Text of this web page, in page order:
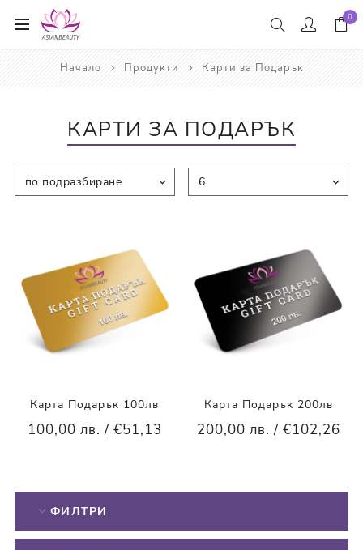
0
Начало Продукти Карти за Подарък
КАРТИ ЗА ПОДАРЪК
Карта Подарък 100лв
100,00 лв. / €51,13
Карта Подарък 200лв
200,00 лв. / €102,26
ФИЛТРИ